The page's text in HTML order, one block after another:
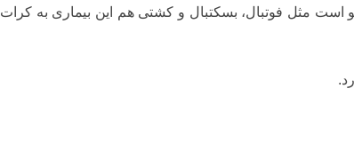
مثل فوتبال، بسکتبال و کشتی هم این بیماری به کرات